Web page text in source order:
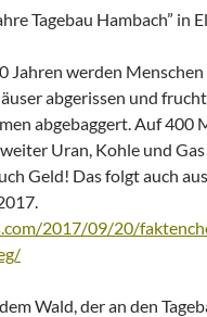
Tagebau Hambach” in
Jahren werden Menschen
abgerissen und
abgebaggert. Auf 400
Uran, Kohle und Gas
Geld! Das folgt auch
2017/09/20/
Wald, der an den